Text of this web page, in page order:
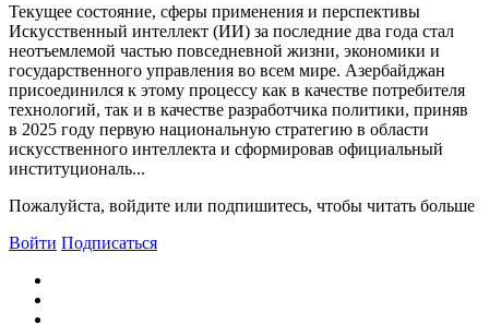
Текущее состояние, сферы применения и перспективы
Искусственный интеллект (ИИ) за последние два года стал
неотъемлемой частью повседневной жизни, экономики и
государственного управления во всем мире. Азербайджан
присоединился к этому процессу как в качестве потребителя
технологий, так и в качестве разработчика политики, приняв
в 2025 году первую национальную стратегию в области
искусственного интеллекта и сформировав официальный
институциональ...
Пожалуйста, войдите или подпишитесь, чтобы читать больше
Войти Подписаться